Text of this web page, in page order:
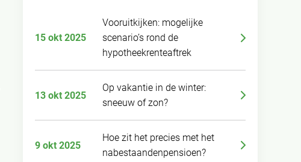
15 okt 2025
Vooruitkijken: mogelijke
scenario’s rond de
hypotheekrenteaftrek
13 okt 2025
Op vakantie in de winter:
sneeuw of zon?
9 okt 2025
Hoe zit het precies met het
nabestaandenpensioen?